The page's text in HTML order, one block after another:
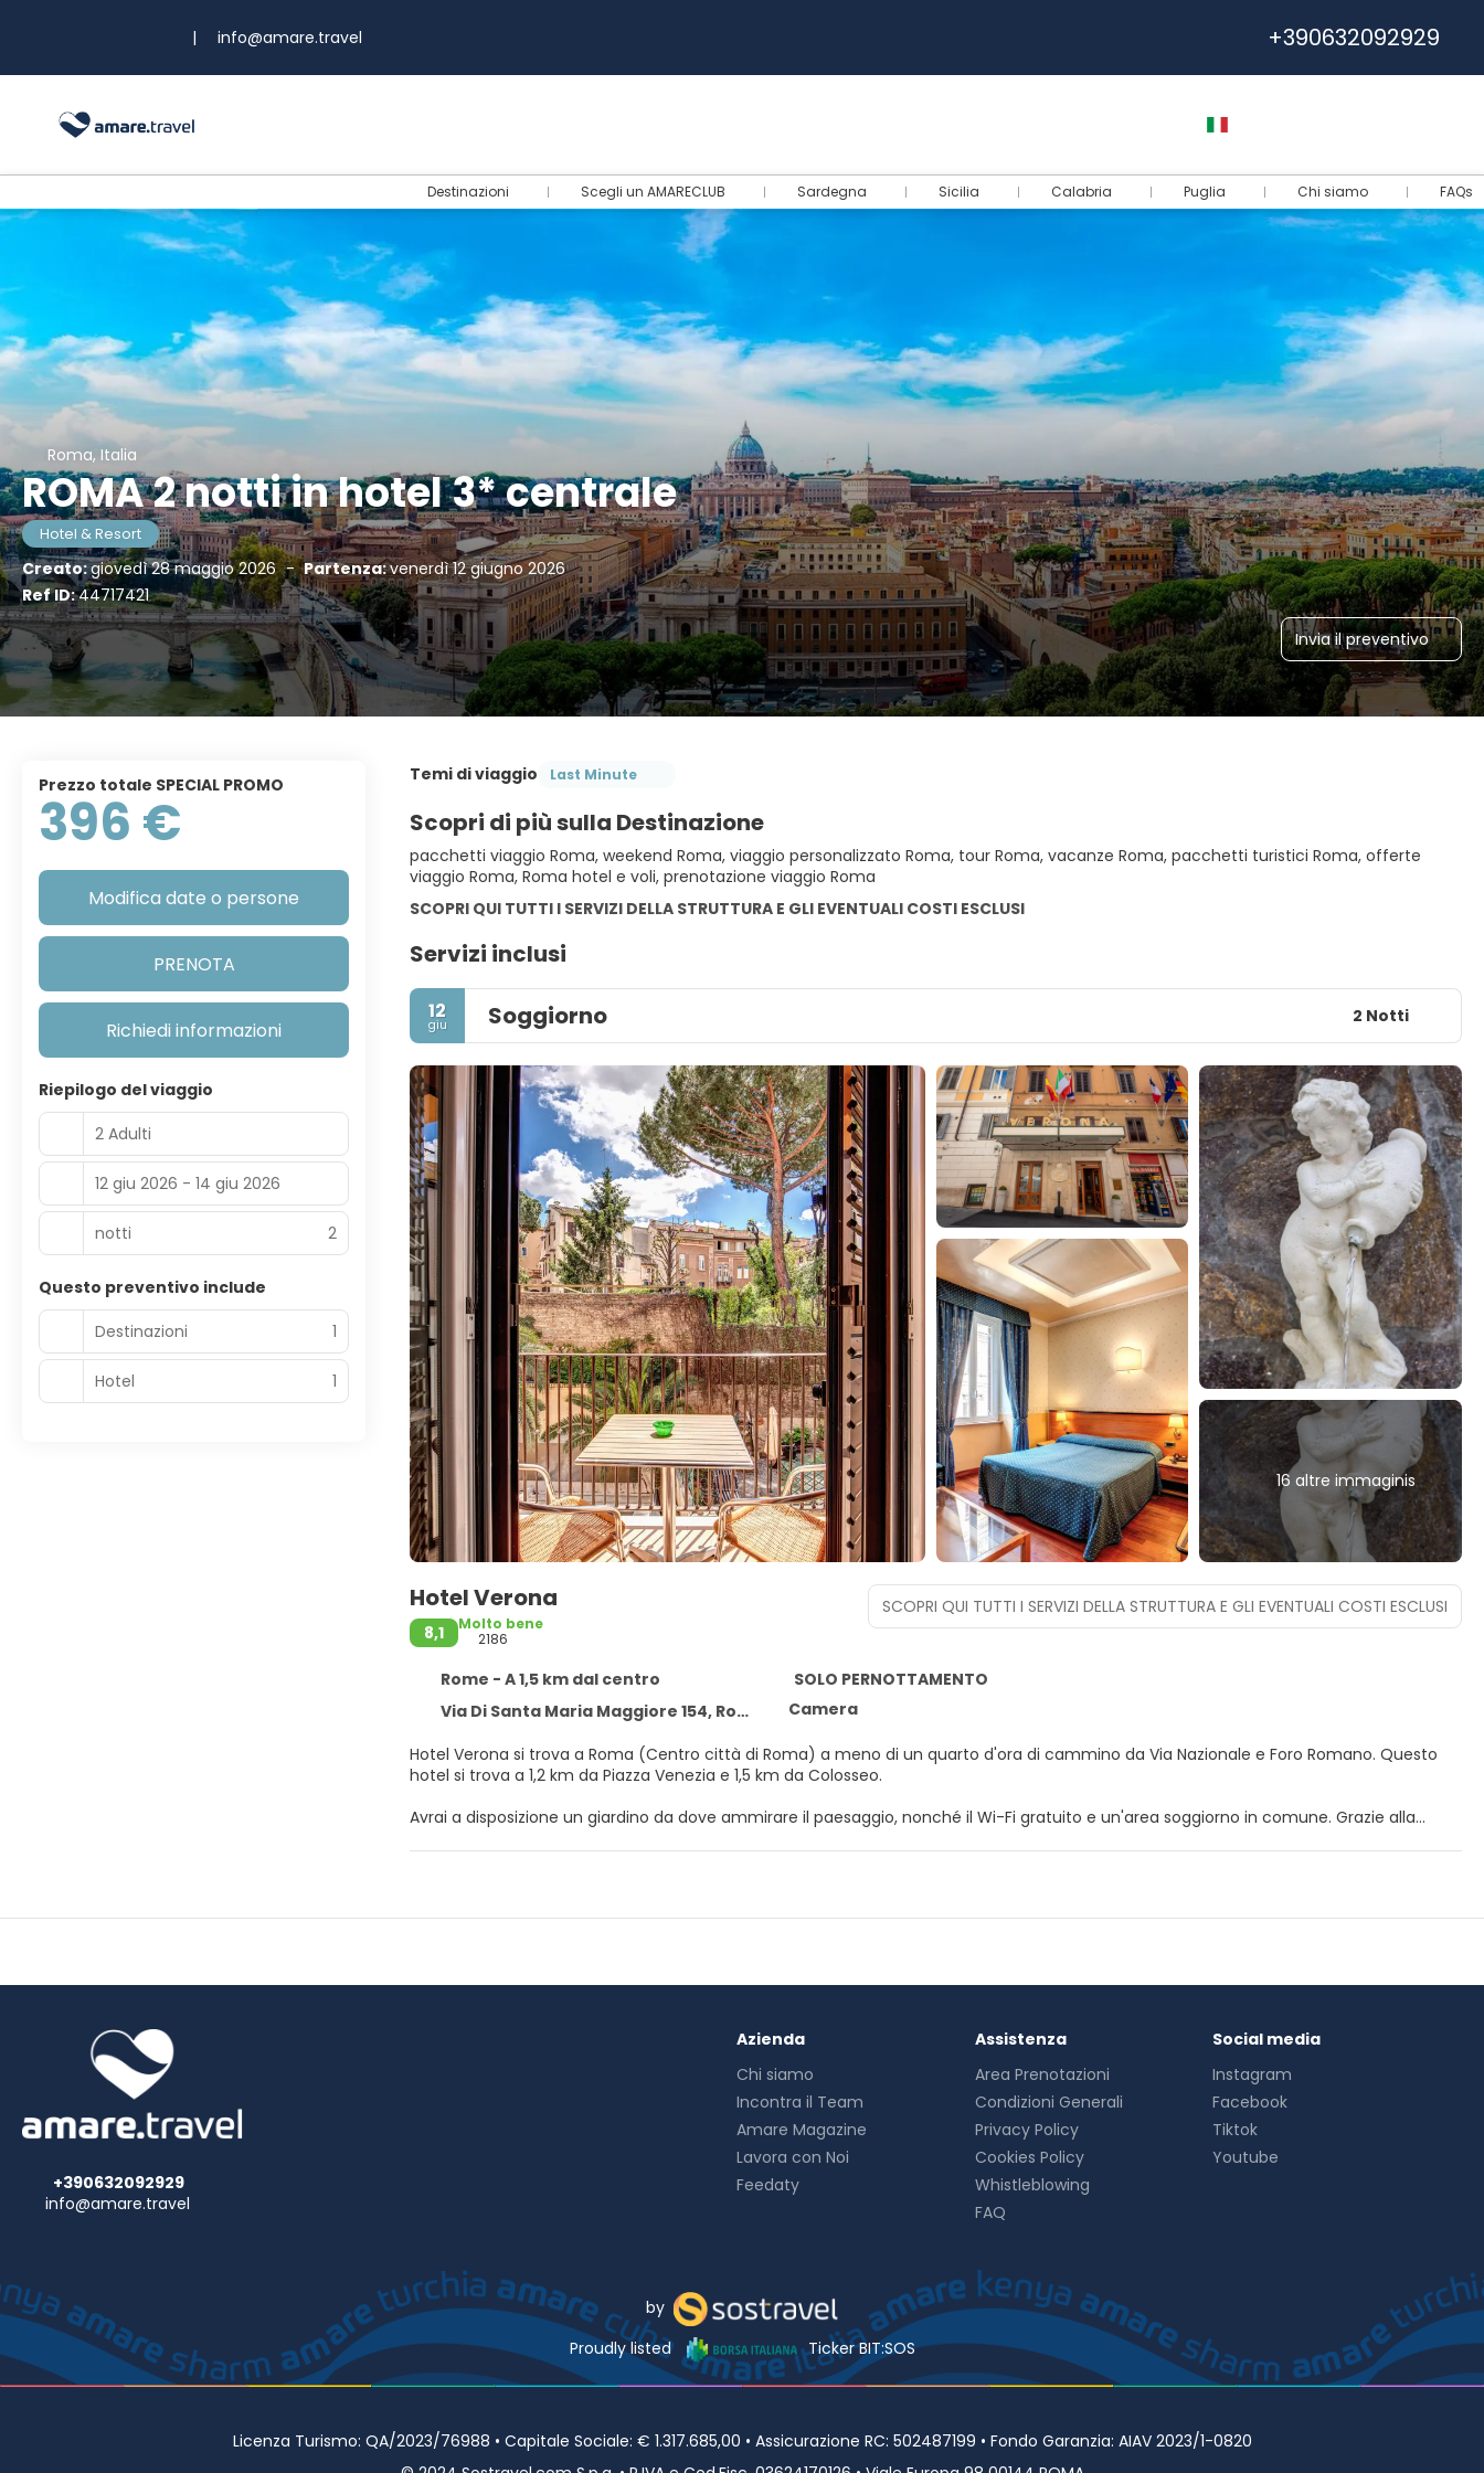
| info@amare.travel +390632092929
Destinazioni Scegli un AMARECLUB Sardegna Sicilia Calabria Puglia Chi siamo FAQs
Roma, Italia
ROMA 2 notti in hotel 3* centrale
Hotel & Resort
Creato:giovedì 28 maggio 2026 - Partenza:venerdì 12 giugno 2026
Ref ID:44717421
Invia il preventivo
Temi di viaggio Last Minute
Scopri di più sulla Destinazione
pacchetti viaggio Roma, weekend Roma, viaggio personalizzato Roma, tour Roma, vacanze Roma, pacchetti turistici Roma, offerte
viaggio Roma, Roma hotel e voli, prenotazione viaggio Roma
SCOPRI QUI TUTTI I SERVIZI DELLA STRUTTURA E GLI EVENTUALI COSTI ESCLUSI
Servizi inclusi
12
giu Soggiorno 2 Notti
16 altre immaginis
Hotel Verona
8,1
Molto bene
2186
Rome - A 1,5 km dal centro
SOLO PERNOTTAMENTO
Via Di Santa Maria Maggiore 154, Rome 00185
Camera
Hotel Verona si trova a Roma (Centro città di Roma) a meno di un quarto d'ora di cammino da Via Nazionale e Foro Romano. Questo
hotel si trova a 1,2 km da Piazza Venezia e 1,5 km da Colosseo.
Avrai a disposizione un giardino da dove ammirare il paesaggio, nonché il Wi-Fi gratuito e un'area soggiorno in comune. Grazie alla
asciugacapelli. I comfort includono casseforti e scrivanie, mentre le pulizie sono eseguite tutti i giorni.
navetta da e per l'aeroporto 24 ore su 24 a pagamento.
SCOPRI QUI TUTTI I SERVIZI DELLA STRUTTURA E GLI EVENTUALI COSTI ESCLUSI
Prezzo totale SPECIAL PROMO
396 €
Modifica date o persone
PRENOTA
Richiedi informazioni
Riepilogo del viaggio
2 Adulti
12 giu 2026 - 14 giu 2026
notti 2
Questo preventivo include
Destinazioni
1
Hotel 1
+390632092929
info@amare.travel
Azienda
Chi siamo
Incontra il Team
Amare Magazine
Lavora con Noi
Feedaty
Assistenza
Area Prenotazioni
Condizioni Generali
Privacy Policy
Cookies Policy
Whistleblowing
FAQ
Social media
Instagram
Facebook
Tiktok
Youtube
by
Proudly listed
Ticker BIT:SOS
Licenza Turismo: QA/2023/76988 • Capitale Sociale: € 1.317.685,00 • Assicurazione RC: 502487199 • Fondo Garanzia: AIAV 2023/1-0820